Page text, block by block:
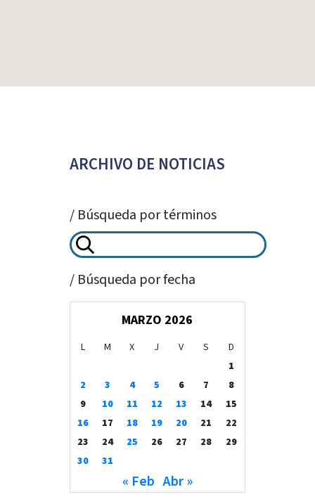
ARCHIVO DE NOTICIAS
/ Búsqueda por términos
/ Búsqueda por fecha
MARZO 2026
L M X J V S
D
1
2
3 4 5 6 7
8
9
10 11 12 13 14
15
16
17 18 19 20 21
22
23
24 25 26 27 28
29
30
31
« Feb Abr »